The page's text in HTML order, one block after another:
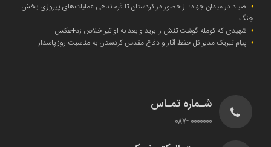
صیاد در میدان جهاد؛ از حضور در کردستان تا فرماندهی عملیات‌های پیروزی بخش
جنگ
شهیدی که کومله‌ گوشت تنش را برید و بعد به او تیر خلاص زد+عکس
پیام تبریک مدیر کل حفظ آثار و دفاع مقدس کردستان به مناسبت روز پاسدار
شـماره تمـاس
0000000 -087